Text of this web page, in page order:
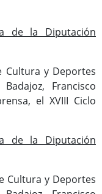
de la Diputación
Cultura y Deportes
Francisco
el XVIII Ciclo
de la Diputación
Cultura y Deportes